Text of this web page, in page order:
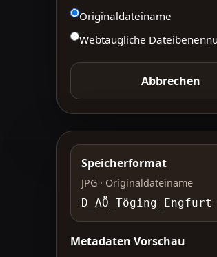
Originaldateiname
Webtaugliche
Abbrechen
Speicherformat
JPG · Originaldateiname
Metadaten Vorschau